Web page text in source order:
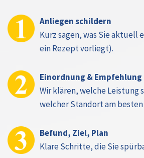
Anliegen schildern
Kurz sagen, was Sie aktuell
ein Rezept vorliegt).
Einordnung & Empfehlung
Wir klären, welche Leistung
welcher Standort am besten
Befund, Ziel, Plan
Klare Schritte, die Sie